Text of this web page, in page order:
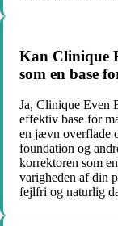
Kan Clinique
som en base
Ja, Clinique Even
effektiv base for
en jævn overflade
foundation og
korrektoren som
varigheden af din
fejlfri og naturlig